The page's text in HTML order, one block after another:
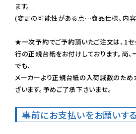
ます。
(変更の可能性がある点…商品仕様、内容
★一次予約でご予約頂いたご注文は、1セ
行の正規台紙をお付けしております。尚
でも、
メーカーより正規台紙の入荷減数のため
ざいます。予めご了承下さいませ。
事前にお支払いをお願いす